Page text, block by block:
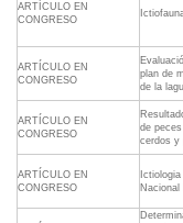
ARTÍCULO EN
CONGRESO
ARTÍCULO EN
CONGRESO
plan de
de la
ARTÍCULO EN
CONGRESO
de
cerdos y
ARTÍCULO EN
CONGRESO
Nacional